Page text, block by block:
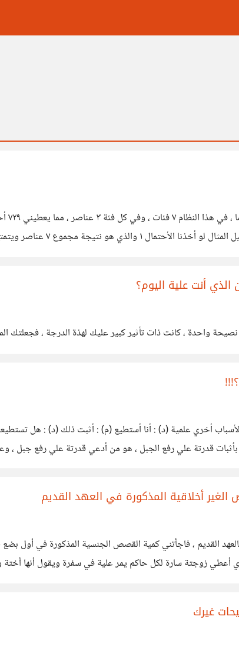
أنت علية اليوم؟
واحدة ، كانت ذات تأثير كبير عليك لهذة الدرجة ،
أخري علمية (د) : أنا أستطيع (م) : أثبت ذلك (د) : هل
بأثبات قدرتة علي رفع الجبل ، هو من أدعي قدرتة علي رفع جبل
أخلاقية المذكورة في العهد القديم
القديم ، فاجأتني كمية القصص الجنسية المذكورة في
أعطي زوجتة سارة لكل حاكم يمر علية في سفرة ويقول أنها